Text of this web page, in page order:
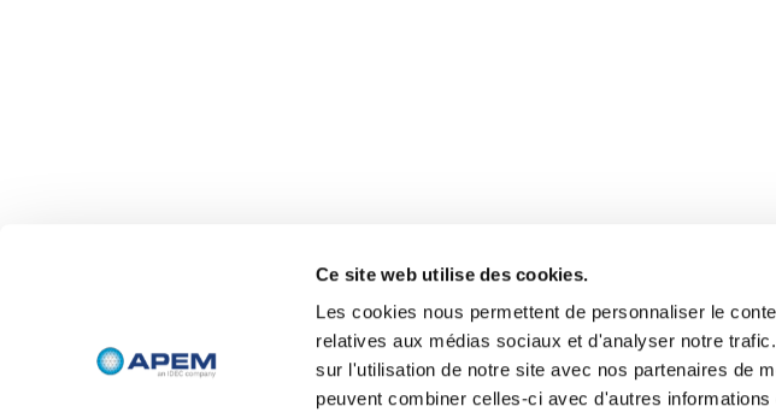
Ce site web utilise des cookies.
Les cookies nous permettent de personnaliser le
relatives aux médias sociaux et d'analyser notre
sur l'utilisation de notre site avec nos partenaires de
peuvent combiner celles-ci avec d'autres